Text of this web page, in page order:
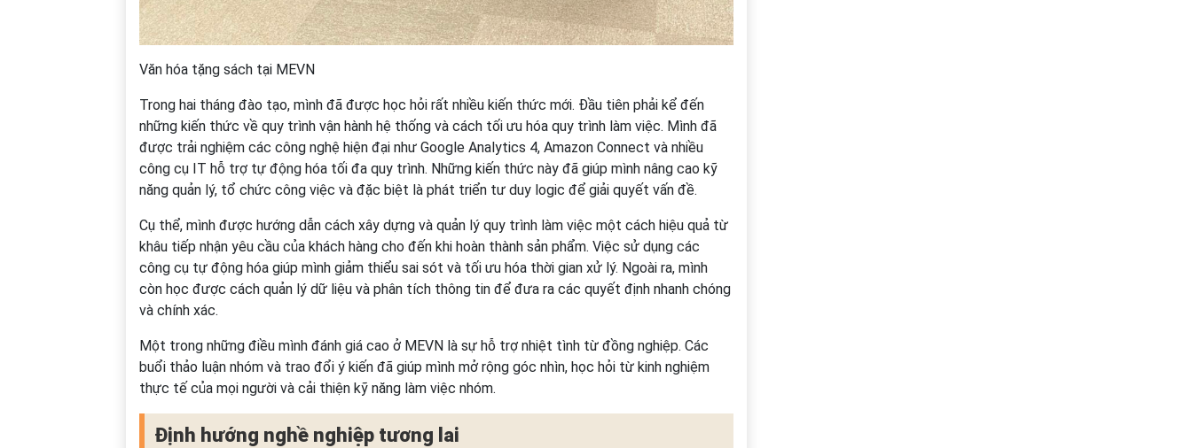
Văn hóa tặng sách tại MEVN
Trong hai tháng đào tạo, mình đã được học hỏi rất nhiều kiến thức mới. Đầu tiên phải kể đến
những kiến thức về quy trình vận hành hệ thống và cách tối ưu hóa quy trình làm việc. Mình đã
được trải nghiệm các công nghệ hiện đại như Google Analytics 4, Amazon Connect và nhiều
công cụ IT hỗ trợ tự động hóa tối đa quy trình. Những kiến thức này đã giúp mình nâng cao kỹ
năng quản lý, tổ chức công việc và đặc biệt là phát triển tư duy logic để giải quyết vấn đề.
Cụ thể, mình được hướng dẫn cách xây dựng và quản lý quy trình làm việc một cách hiệu quả từ
khâu tiếp nhận yêu cầu của khách hàng cho đến khi hoàn thành sản phẩm. Việc sử dụng các
công cụ tự động hóa giúp mình giảm thiểu sai sót và tối ưu hóa thời gian xử lý. Ngoài ra, mình
còn học được cách quản lý dữ liệu và phân tích thông tin để đưa ra các quyết định nhanh chóng
và chính xác.
Một trong những điều mình đánh giá cao ở MEVN là sự hỗ trợ nhiệt tình từ đồng nghiệp. Các
buổi thảo luận nhóm và trao đổi ý kiến đã giúp mình mở rộng góc nhìn, học hỏi từ kinh nghiệm
thực tế của mọi người và cải thiện kỹ năng làm việc nhóm.
Định hướng nghề nghiệp tương lai